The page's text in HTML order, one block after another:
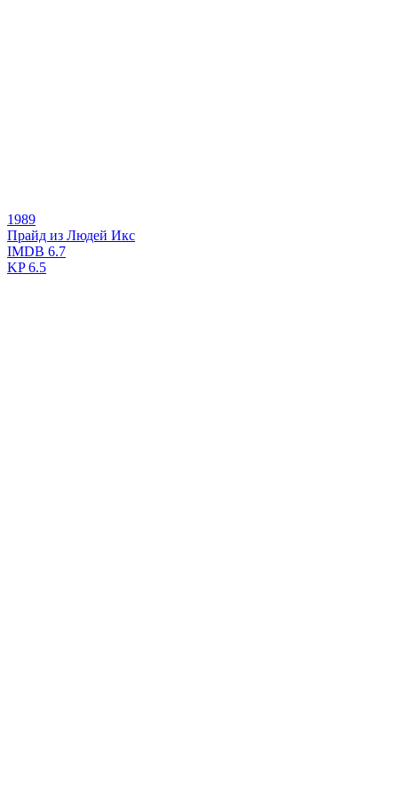
1989
Прайд из Людей Икс
IMDB 6.7
KP6.5